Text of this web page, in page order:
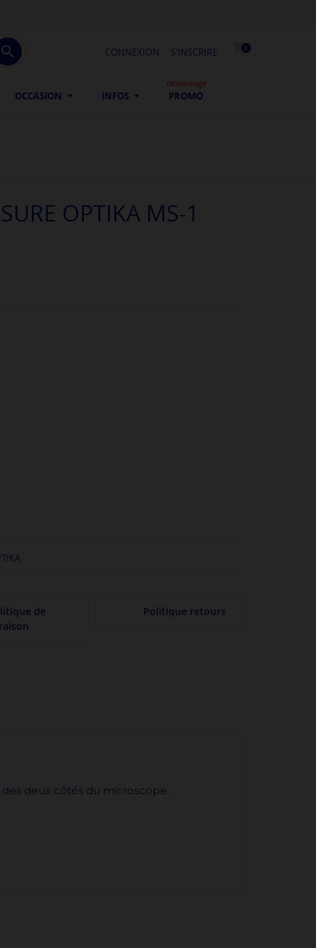
CONNEXION S'INSCRIRE shopping_cart
0
OCCASION INFOS PROMO
Déstockage
OPTIKA MS-1
de
Politique retours
deux côtés du microscope.